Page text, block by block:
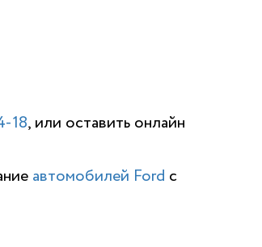
18, или оставить онлайн
автомобилей Ford с